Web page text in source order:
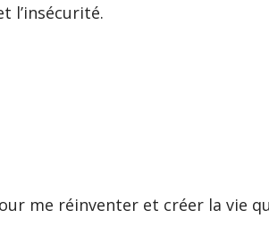
l’insécurité.
me réinventer et créer la vie